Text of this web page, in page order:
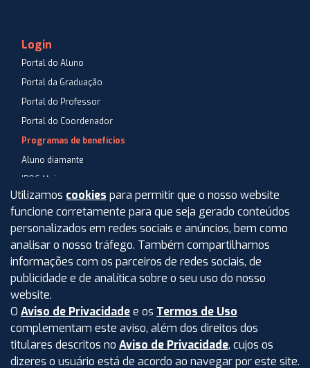
Login
Portal do Aluno
Portal da Graduação
Portal do Professor
Portal do Coordenador
Programas de benefícios
Aluno diamante
IPOG Mais
Blog
Central de Atendimento
Perguntas Frequentes
Aviso de privacidade
Termos de uso
Intranet
Utilizamos cookies para permitir que o nosso website
funcione corretamente para que seja gerado conteúdos
personalizados em redes sociais e anúncios, bem como
analisar o nosso tráfego. Também compartilhamos
informações com os parceiros de redes sociais, de
publicidade e de analítica sobre o seu uso do nosso
website.
O Aviso de Privacidadee os Termos de Uso
complementam este aviso, além dos direitos dos
titulares descritos no Aviso de Privacidade, cujos os
dizeres o usuário está de acordo ao navegar por este site.